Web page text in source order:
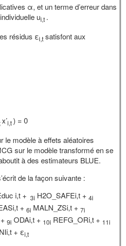
α, et un terme d’erreur dans
ui,t.
résidus εi,tsatisfont aux
x’i,t) = 0
le modèle à effets aléatoires
sur le modèle transformé en se
à des estimateurs BLUE.
de la façon suivante :
i,t + 3i H2O_SAFEi,t + 4i
+6i MALN_ZSi,t +7i
+9i ODAi,t + 10i REFG_ORi,t + 11i
+ εi,t